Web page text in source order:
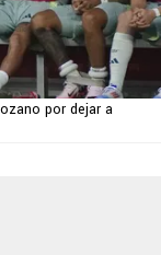
por dejar a